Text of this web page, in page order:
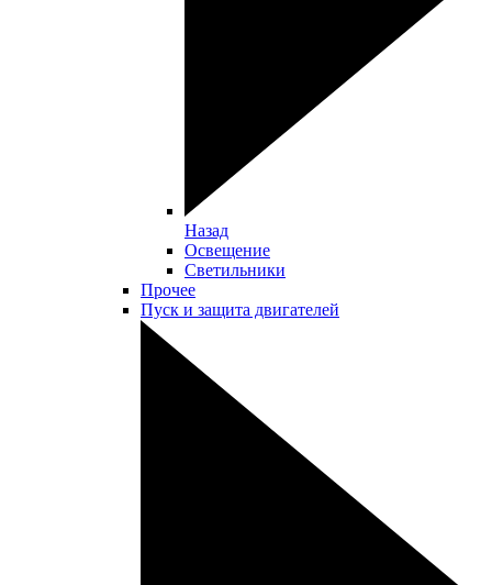
Назад
Освещение
Светильники
Прочее
Пуск и защита двигателей